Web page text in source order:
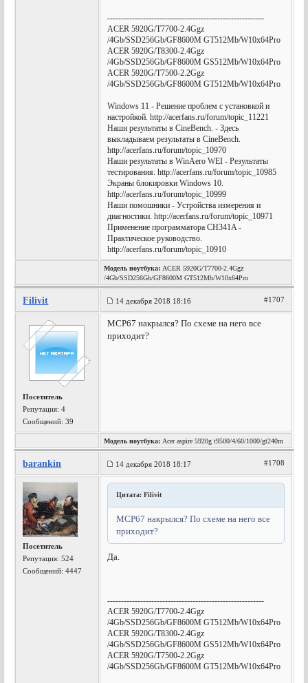
---------------------------------------------------------
ACER 5920G/T7700-2.4Ggz
/4Gb/SSD256Gb/GF8600M GT512Mb/W10x64Pro
ACER 5920G/T8300-2.4Ggz
/4Gb/SSD256Gb/GF8600M GS512Mb/W10x64Pro
ACER 5920G/T7500-2.2Ggz
/4Gb/SSD256Gb/GF8600M GT512Mb/W10x64Pro
Windows 11 - Решение проблем с установкой и
настройкой. http://acerfans.ru/forum/topic_11221
Наши результаты в CineBench. - Здесь
выкладываем результаты в CineBench.
http://acerfans.ru/forum/topic_10970
Наши результаты в WinAero WEI - Результаты
тестирования. http://acerfans.ru/forum/topic_10985
Экраны блокировки Windows 10.
http://acerfans.ru/forum/topic_10999
Наши помошники - Устройства измерения и
диагностики. http://acerfans.ru/forum/topic_10971
Применение программатора CH341A -
Практическое руководство.
http://acerfans.ru/forum/topic_10910
Модель ноутбука: ACER 5920G/T7700-2.4Ggz
/4Gb/SSD256Gb/GF8600M GT512Mb/W10x64Pro
Filivit 14 декабря 2018 18:16 #1707
Посетитель
Репутация:4
Сообщений: 39
MCP67 накрылся? По схеме на него все
приходит?
Модель ноутбука: Acer aspire 5920g t9500/4/60/1000/gt240m
barankin 14 декабря 2018 18:17 #1708
Посетитель
Репутация:524
Сообщений: 4447
Цитата: Filivit
MCP67 накрылся? По схеме на него все
приходит?
Да.
---------------------------------------------------------
ACER 5920G/T7700-2.4Ggz
/4Gb/SSD256Gb/GF8600M GT512Mb/W10x64Pro
ACER 5920G/T8300-2.4Ggz
/4Gb/SSD256Gb/GF8600M GS512Mb/W10x64Pro
ACER 5920G/T7500-2.2Ggz
/4Gb/SSD256Gb/GF8600M GT512Mb/W10x64Pro